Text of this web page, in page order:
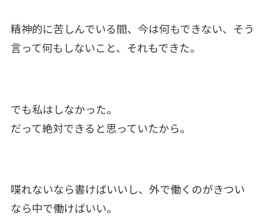
精神的に苦しんでいる間、今は何もできない、そう
言って何もしないこと、それもできた。
でも私はしなかった。
だって絶対できると思っていたから。
喋れないなら書けばいいし、外で働くのがきつい
なら中で働けばいい。